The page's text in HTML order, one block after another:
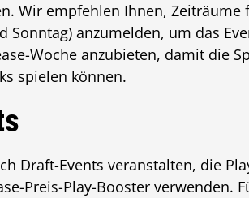
Wir empfehlen Ihnen, Zeiträume
Sonntag) anzumelden, um das
Woche anzubieten, damit die
spielen können.
Draft-Events veranstalten, die
Preis-Play-Booster verwenden.